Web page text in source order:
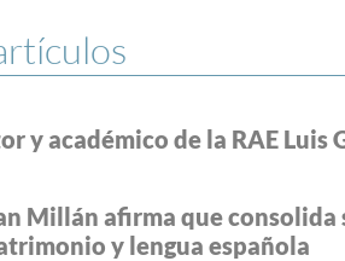
y académico de la RAE Luis
Millán afirma que consolida
y lengua española